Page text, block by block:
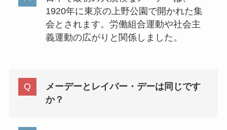
1920年に東京の上野公園で開かれた集
会とされます。労働組合運動や社会主
義運動の広がりと関係しました。
メーデーとレイバー・デーは同じです
か？